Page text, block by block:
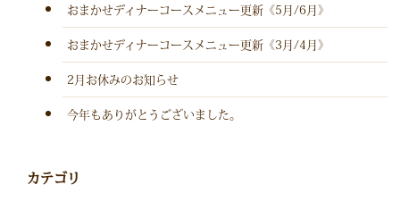
おまかせディナーコースメニュー更新《5月/6月》
おまかせディナーコースメニュー更新《3月/4月》
2月お休みのお知らせ
今年もありがとうございました。
カテゴリ